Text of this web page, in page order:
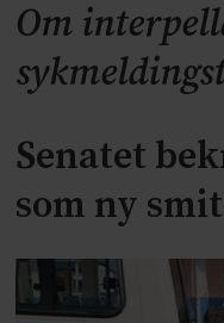
Om
Senatet
som ny